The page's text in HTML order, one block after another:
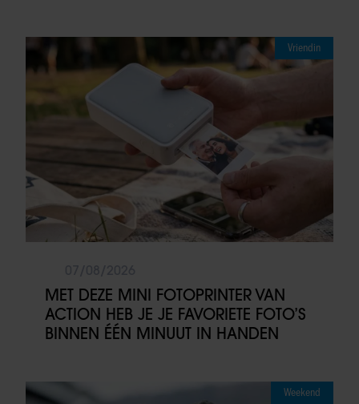
Vriendin
MET DEZE MINI FOTOPRINTER VAN
ACTION HEB JE JE FAVORIETE FOTO’S
BINNEN ÉÉN MINUUT IN HANDEN
Weekend